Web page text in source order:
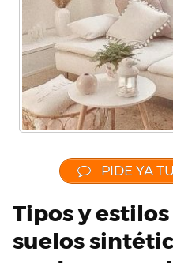
PIDE YA
Tipos y
suelos